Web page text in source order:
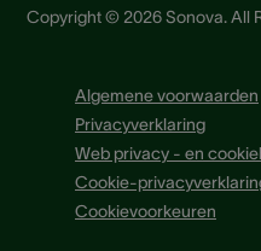
Copyright © 2026 Sonova. All
Algemene voorwaarden
Privacyverklaring
Web privacy - en
Cookie-
Cookievoorkeuren